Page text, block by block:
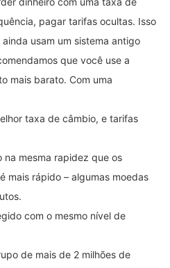
pagar tarifas ocultas. Isso
usam um sistema antigo
que você use a
mais barato. Com uma
taxa de câmbio, e tarifas
na mesma rapidez que os
mais rápido – algumas moedas
com o mesmo nível de
de mais de 2 milhões de